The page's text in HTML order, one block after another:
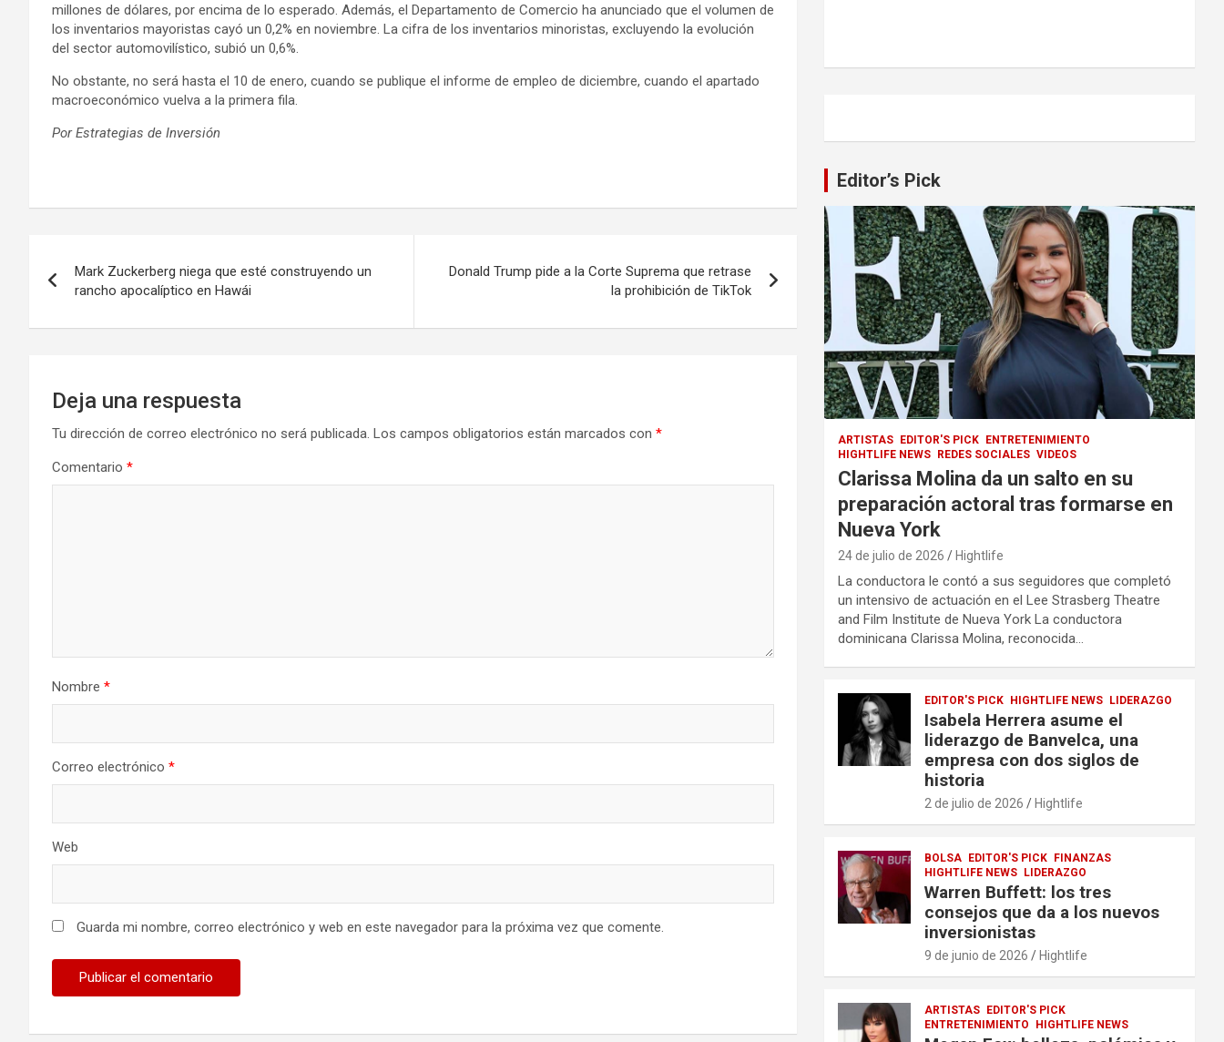
millones de dólares, por encima de lo esperado. Además, el Departamento de Comercio ha anunciado que el volumen de
los inventarios mayoristas cayó un 0,2% en noviembre. La cifra de los inventarios minoristas, excluyendo la evolución
del sector automovilístico, subió un 0,6%.
No obstante, no será hasta el 10 de enero, cuando se publique el informe de empleo de diciembre, cuando el apartado
macroeconómico vuelva a la primera fila.
Por Estrategias de Inversión
de
entradas
Mark Zuckerberg niega que esté construyendo un
rancho apocalíptico en Hawái
Donald Trump pide a la Corte Suprema que retrase
la prohibición de TikTok
Deja una respuesta
Tu dirección de correo electrónico no será publicada. Los campos obligatorios están marcados con *
Comentario *
Nombre *
Correo electrónico *
Web
Guarda mi nombre, correo electrónico y web en este navegador para la próxima vez que comente.
Editor’s Pick
ARTISTAS EDITOR'S PICK ENTRETENIMIENTO
HIGHTLIFE NEWS REDES SOCIALES VIDEOS
Clarissa Molina da un salto en su
preparación actoral tras formarse en
Nueva York
24 de julio de 2026 Hightlife
La conductora le contó a sus seguidores que completó
un intensivo de actuación en el Lee Strasberg Theatre
and Film Institute de Nueva York La conductora
dominicana Clarissa Molina, reconocida…
EDITOR'S PICK HIGHTLIFE NEWS LIDERAZGO
Isabela Herrera asume el
liderazgo de Banvelca, una
empresa con dos siglos de
historia
2 de julio de 2026 Hightlife
BOLSA EDITOR'S PICK FINANZAS
HIGHTLIFE NEWS LIDERAZGO
Warren Buffett: los tres
consejos que da a los nuevos
inversionistas
9 de junio de 2026 Hightlife
ARTISTAS EDITOR'S PICK
ENTRETENIMIENTO
HIGHTLIFE NEWS